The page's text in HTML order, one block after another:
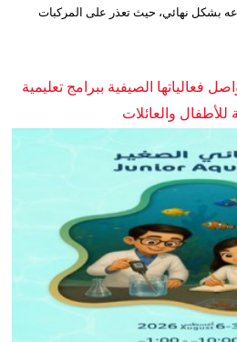
بشكل نهائي، حيث تعذر على المركبات
فعالياتها الصيفية ببرامج تعليمية
للأطفال والعائلات